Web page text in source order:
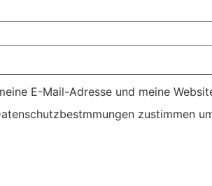
E-Mail-Adresse und meine
zustimmen